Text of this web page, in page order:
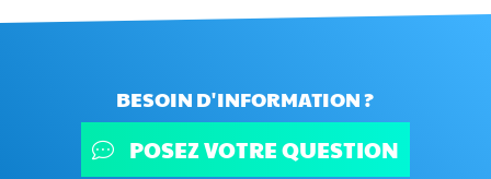
BESOIN D'INFORMATION ?
POSEZ VOTRE QUESTION